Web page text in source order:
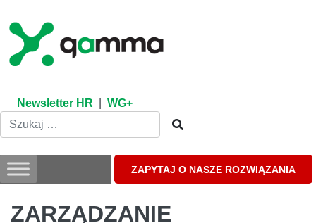
content
Newsletter HR WG+
ZAPYTAJ O NASZE ROZWIĄZANIA
ZARZĄDZANIE